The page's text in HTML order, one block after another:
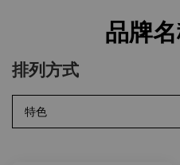
品牌
排列方式